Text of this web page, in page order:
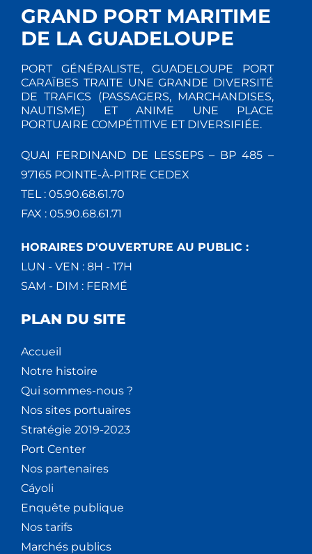
GRAND PORT MARITIME
DE LA GUADELOUPE
PORT GÉNÉRALISTE, GUADELOUPE PORT
CARAÏBES TRAITE UNE GRANDE DIVERSITÉ
DE TRAFICS (PASSAGERS, MARCHANDISES,
NAUTISME) ET ANIME UNE PLACE
PORTUAIRE COMPÉTITIVE ET DIVERSIFIÉE.
QUAI FERDINAND DE LESSEPS – BP 485 –
97165 POINTE-À-PITRE CEDEX
TEL : 05.90.68.61.70
FAX : 05.90.68.61.71
HORAIRES D'OUVERTURE AU PUBLIC :
LUN - VEN : 8H - 17H
SAM - DIM : FERMÉ
PLAN DU SITE
Accueil
Notre histoire
Qui sommes-nous ?
Nos sites portuaires
Stratégie 2019-2023
Port Center
Nos partenaires
Cáyoli
Enquête publique
Nos tarifs
Marchés publics